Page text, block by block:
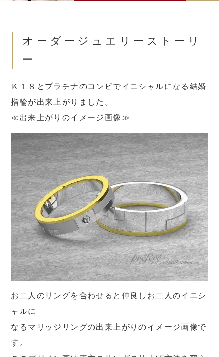
オーダージュエリーストーリ
ー
Ｋ１８とプラチナのコンビでイニシャルになる結婚
指輪が出来上がりました。
≪出来上がりのイメージ画像≫
お二人のリングを合わせると仲良しお二人のイニシ
ャルに
なるマリッジリングの出来上がりのイメージ画像で
す。